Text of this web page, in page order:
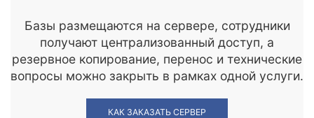
Базы размещаются на сервере, сотрудники
получают централизованный доступ, а
резервное копирование, перенос и технические
вопросы можно закрыть в рамках одной услуги.
КАК ЗАКАЗАТЬ СЕРВЕР